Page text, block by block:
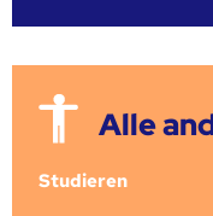
Alle
Studieren